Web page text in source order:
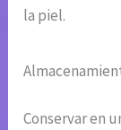
la piel.
Conservar en